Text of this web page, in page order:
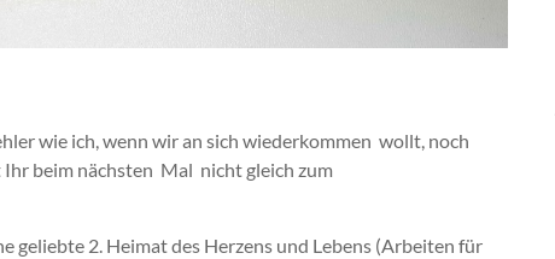
wie ich, wenn wir an sich wiederkommen wollt, noch
beim nächsten Mal nicht gleich zum
geliebte 2. Heimat des Herzens und Lebens (Arbeiten für